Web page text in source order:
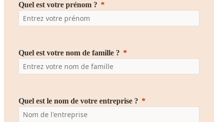
Quel est votre prénom ?
Quel est votre nom de famille ?
Quel est le nom de votre entreprise ?